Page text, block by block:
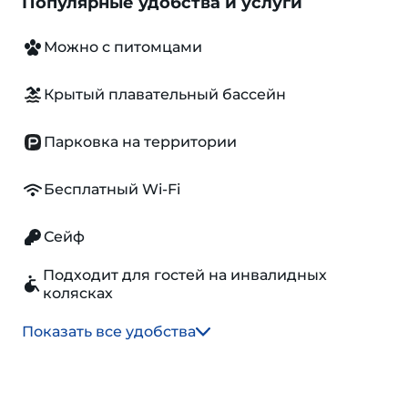
Можно с питомцами
Крытый плавательный бассейн
Парковка на территории
Бесплатный Wi-Fi
Сейф
Подходит для гостей на инвалидных
колясках
Показать все удобства